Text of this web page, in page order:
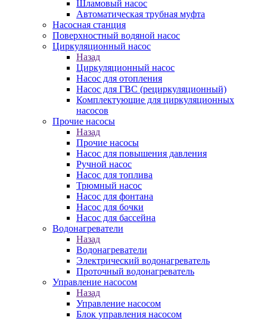
Шламовый насос
Автоматическая трубная муфта
Насосная станция
Поверхностный водяной насос
Циркуляционный насос
Назад
Циркуляционный насос
Насос для отопления
Насос для ГВС (рециркуляционный)
Комплектующие для циркуляционных
насосов
Прочие насосы
Назад
Прочие насосы
Насос для повышения давления
Ручной насос
Насос для топлива
Трюмный насос
Насос для фонтана
Насос для бочки
Насос для бассейна
Водонагреватели
Назад
Водонагреватели
Электрический водонагреватель
Проточный водонагреватель
Управление насосом
Назад
Управление насосом
Блок управления насосом